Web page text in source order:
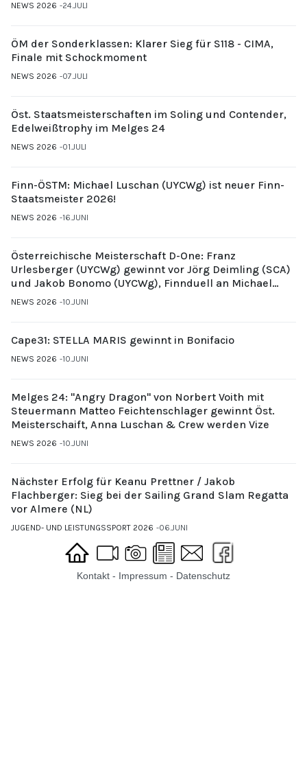
NEWS 2026 24.JULI
ÖM der Sonderklassen: Klarer Sieg für S118 - CIMA,
Finale mit Schockmoment
NEWS 2026 07.JULI
Öst. Staatsmeisterschaften im Soling und Contender,
Edelweißtrophy im Melges 24
NEWS 2026 01.JULI
Finn-ÖSTM: Michael Luschan (UYCWg) ist neuer Finn-
Staatsmeister 2026!
NEWS 2026 16.JUNI
Österreichische Meisterschaft D-One: Franz
Urlesberger (UYCWg) gewinnt vor Jörg Deimling (SCA)
und Jakob Bonomo (UYCWg), Finnduell an Michael
Gubi (UYCMo)
NEWS 2026 10.JUNI
Cape31: STELLA MARIS gewinnt in Bonifacio
NEWS 2026 10.JUNI
Melges 24: "Angry Dragon" von Norbert Voith mit
Steuermann Matteo Feichtenschlager gewinnt Öst.
Meisterschaift, Anna Luschan & Crew werden Vize
NEWS 2026 10.JUNI
Nächster Erfolg für Keanu Prettner / Jakob
Flachberger: Sieg bei der Sailing Grand Slam Regatta
vor Almere (NL)
JUGEND- UND LEISTUNGSSPORT 2026 06.JUNI
Kontakt - Impressum - Datenschutz